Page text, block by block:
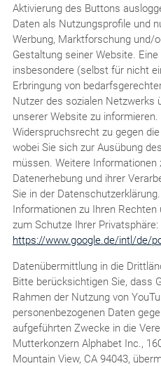
Aktivierung des Buttons
Daten als Nutzungsprofile und
Werbung, Marktforschung und/
Gestaltung seiner Website.
insbesondere (selbst für nicht
Erbringung von
Nutzer des sozialen Netzwerks
unserer Website zu
Widerspruchsrecht zu gegen
wobei Sie sich zur Ausübung
müssen. Weitere
Datenerhebung und ihrer
Sie in der
Informationen zu Ihren
zum Schutze Ihrer Privatsphäre:
https://www.google.de/intl/de/
Datenübermittlung in die
Bitte berücksichtigen Sie, dass
Rahmen der Nutzung von
personenbezogenen Daten
aufgeführten Zwecke in die
Mutterkonzern Alphabet Inc.,
Mountain View, CA 94043,